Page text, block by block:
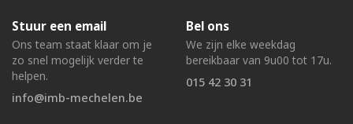
Stuur een email
Ons team staat klaar om je
zo snel mogelijk verder te
helpen.
info@imb-mechelen.be
Bel ons
We zijn elke weekdag
bereikbaar van 9u00 tot 17u.
015 42 30 31